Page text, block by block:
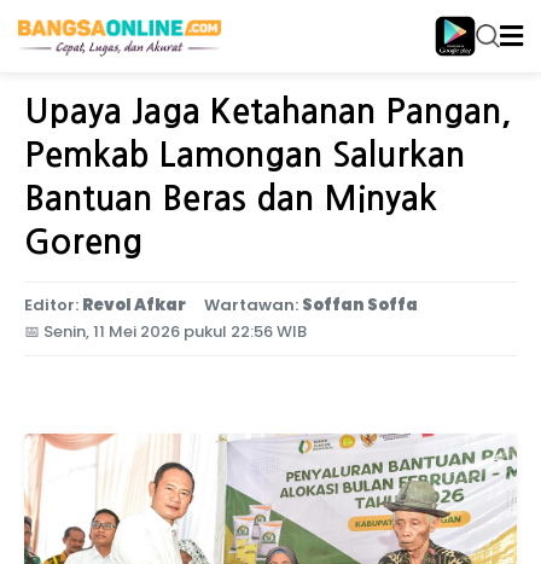
Home Jawa Timur
Upaya Jaga Ketahanan Pangan,
Pemkab Lamongan Salurkan
Bantuan Beras dan Minyak
Goreng
Editor: Revol Afkar Wartawan: Soffan Soffa
📅 Senin, 11 Mei 2026 pukul 22:56 WIB